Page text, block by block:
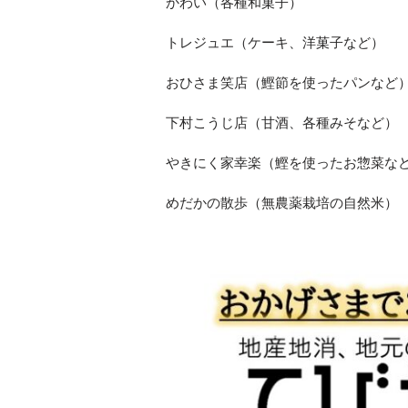
トレジュエ（ケーキ、洋菓子など）
おひさま笑店（鰹節を使ったパンなど
下村こうじ店（甘酒、各種みそなど）
やきにく家幸楽（鰹を使ったお惣菜な
めだかの散歩（無農薬栽培の自然米）